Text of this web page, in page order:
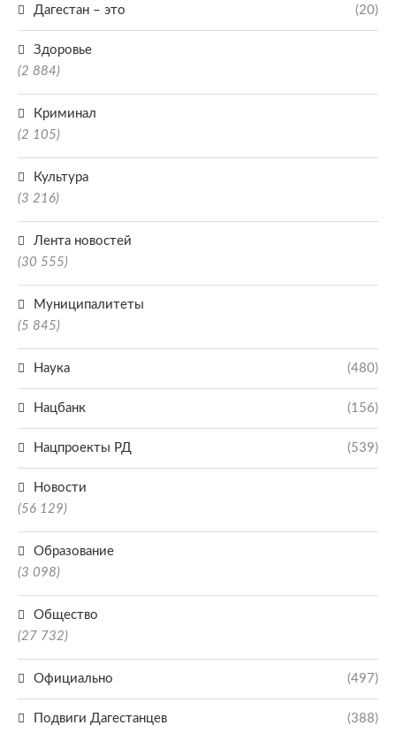
Дагестан – это (20)
Здоровье
(2 884)
Криминал
(2 105)
Культура
(3 216)
Лента новостей
(30 555)
Муниципалитеты
(5 845)
Наука (480)
Нацбанк (156)
Нацпроекты РД (539)
Новости
(56 129)
Образование
(3 098)
Общество
(27 732)
Официально (497)
Подвиги Дагестанцев (388)